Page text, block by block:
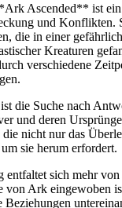
Ascended** ist ein
und Konflikten.
die in einer
Kreaturen
verschiedene
die Suche nach
und deren
nicht nur das
sie herum erfordert.
entfaltet sich mehr
Ark eingewoben